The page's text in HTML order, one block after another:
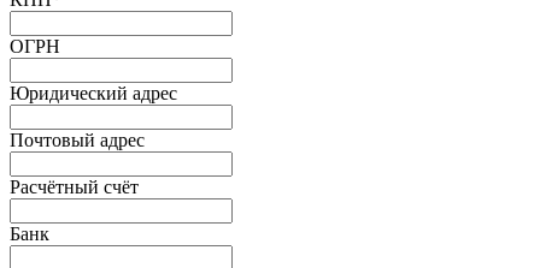
ОГРН
Юридический адрес
Почтовый адрес
Расчётный счёт
Банк